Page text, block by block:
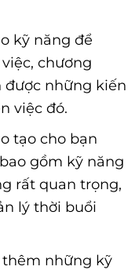
kỹ năng để
chương
được những kiến
việc đó.
tạo cho bạn
gồm kỹ năng
rất quan trọng,
lý thời buổi
những kỹ